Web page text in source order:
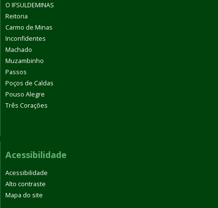
O IFSULDEMINAS
Reitoria
Carmo de Minas
Inconfidentes
Machado
Muzambinho
Passos
Poços de Caldas
Pouso Alegre
Três Corações
Acessibilidade
Acessibilidade
Alto contraste
Mapa do site